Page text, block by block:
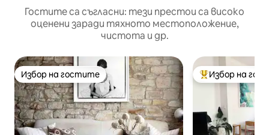
Гостите са съгласни: тези престои са високо
оценени заради тяхното местоположение,
чистота и др.
Избор на гостите
Избор на гостите Най-популярен
Избор на